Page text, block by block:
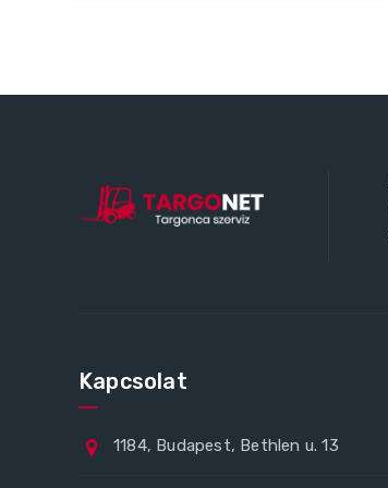
Kapcsolat
1184, Budapest, Bethlen u. 13